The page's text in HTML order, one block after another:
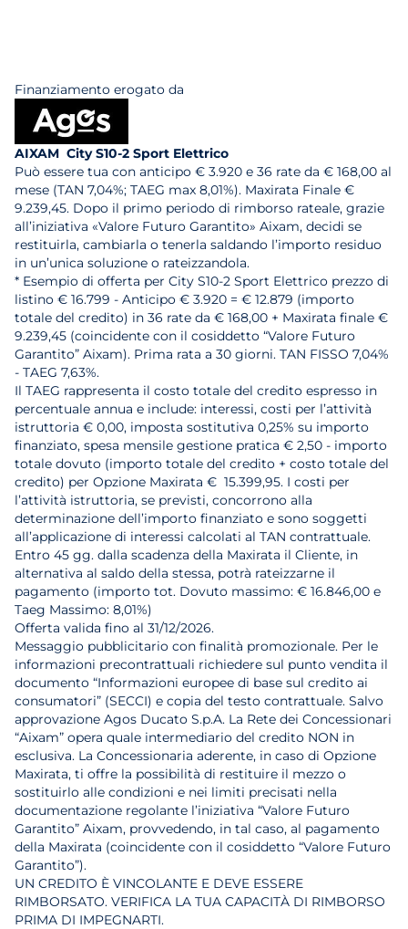
Finanziamento erogato da
AIXAM City S10-2 Sport Elettrico
Può essere tua con anticipo € 3.920 e 36 rate da € 168,00 al
mese (TAN 7,04%; TAEG max 8,01%). Maxirata Finale €
9.239,45. Dopo il primo periodo di rimborso rateale, grazie
all’iniziativa «Valore Futuro Garantito» Aixam, decidi se
restituirla, cambiarla o tenerla saldando l’importo residuo
in un’unica soluzione o rateizzandola.
* Esempio di offerta per City S10-2 Sport Elettrico prezzo di
listino € 16.799 - Anticipo € 3.920 = € 12.879 (importo
totale del credito) in 36 rate da € 168,00 + Maxirata finale €
9.239,45 (coincidente con il cosiddetto “Valore Futuro
Garantito” Aixam). Prima rata a 30 giorni. TAN FISSO 7,04%
- TAEG 7,63%.
Il TAEG rappresenta il costo totale del credito espresso in
percentuale annua e include: interessi, costi per l’attività
istruttoria € 0,00, imposta sostitutiva 0,25% su importo
finanziato, spesa mensile gestione pratica € 2,50 - importo
totale dovuto (importo totale del credito + costo totale del
credito) per Opzione Maxirata € 15.399,95. I costi per
l’attività istruttoria, se previsti, concorrono alla
determinazione dell’importo finanziato e sono soggetti
all’applicazione di interessi calcolati al TAN contrattuale.
Entro 45 gg. dalla scadenza della Maxirata il Cliente, in
alternativa al saldo della stessa, potrà rateizzarne il
pagamento (importo tot. Dovuto massimo: € 16.846,00 e
Taeg Massimo: 8,01%)
Offerta valida fino al 31/12/2026.
Messaggio pubblicitario con finalità promozionale. Per le
informazioni precontrattuali richiedere sul punto vendita il
documento “Informazioni europee di base sul credito ai
consumatori” (SECCI) e copia del testo contrattuale. Salvo
approvazione Agos Ducato S.p.A. La Rete dei Concessionari
“Aixam” opera quale intermediario del credito NON in
esclusiva. La Concessionaria aderente, in caso di Opzione
Maxirata, ti offre la possibilità di restituire il mezzo o
sostituirlo alle condizioni e nei limiti precisati nella
documentazione regolante l’iniziativa “Valore Futuro
Garantito” Aixam, provvedendo, in tal caso, al pagamento
della Maxirata (coincidente con il cosiddetto “Valore Futuro
Garantito”).
UN CREDITO È VINCOLANTE E DEVE ESSERE
RIMBORSATO. VERIFICA LA TUA CAPACITÀ DI RIMBORSO
PRIMA DI IMPEGNARTI.